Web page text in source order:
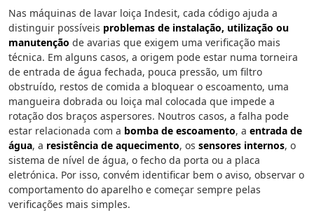
Nas máquinas de lavar loiça Indesit, cada código ajuda a
distinguir possíveis problemas de instalação, utilização ou
manutenção de avarias que exigem uma verificação mais
técnica. Em alguns casos, a origem pode estar numa torneira
de entrada de água fechada, pouca pressão, um filtro
obstruído, restos de comida a bloquear o escoamento, uma
mangueira dobrada ou loiça mal colocada que impede a
rotação dos braços aspersores. Noutros casos, a falha pode
estar relacionada com a bomba de escoamento, a entrada de
água, a resistência de aquecimento, os sensores internos, o
sistema de nível de água, o fecho da porta ou a placa
eletrónica. Por isso, convém identificar bem o aviso, observar o
comportamento do aparelho e começar sempre pelas
verificações mais simples.